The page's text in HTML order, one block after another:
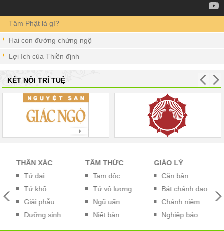
Tâm Phật là gì?
Hai con đường chứng ngộ
Lợi ích của Thiền định
KẾT NỐI TRÍ TUỆ
THÂN XÁC
Tứ đại
Tứ khổ
Giải phẫu
Dưỡng sinh
TÂM THỨC
Tam độc
Tứ vô lượng
Ngũ uẩn
Niết bàn
GIÁO LÝ
Căn bản
Bát chánh đạo
Chánh niệm
Nghiệp báo